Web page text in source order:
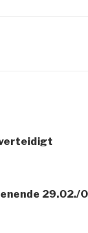
29.02./